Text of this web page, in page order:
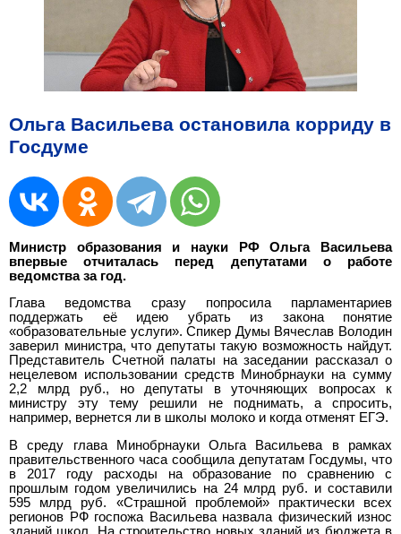
Ольга Васильева остановила корриду в
Госдуме
Министр образования и науки РФ Ольга Васильева
впервые отчиталась перед депутатами о работе
ведомства за год.
Глава ведомства сразу попросила парламентариев
поддержать её идею убрать из закона понятие
«образовательные услуги». Спикер Думы Вячеслав Володин
заверил министра, что депутаты такую возможность найдут.
Представитель Счетной палаты на заседании рассказал о
нецелевом использовании средств Минобрнауки на сумму
2,2 млрд руб., но депутаты в уточняющих вопросах к
министру эту тему решили не поднимать, а спросить,
например, вернется ли в школы молоко и когда отменят ЕГЭ.
В среду глава Минобрнауки Ольга Васильева в рамках
правительственного часа сообщила депутатам Госдумы, что
в 2017 году расходы на образование по сравнению с
прошлым годом увеличились на 24 млрд руб. и составили
595 млрд руб. «Страшной проблемой» практически всех
регионов РФ госпожа Васильева назвала физический износ